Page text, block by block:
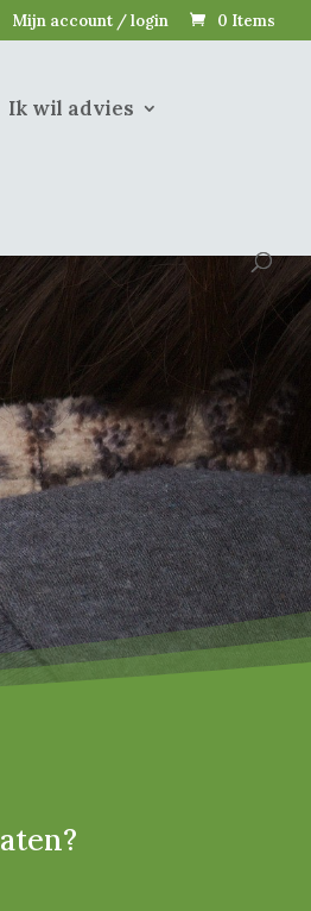
Mijn account / login 0 Items
Ik wil advies